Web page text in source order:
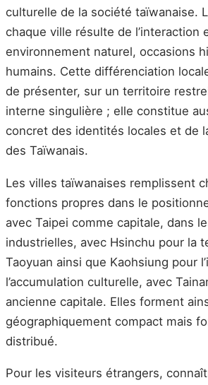
culturelle de la société taïwanaise.
chaque ville résulte de l’interaction
environnement naturel, occasions
humains. Cette différenciation
de présenter, sur un territoire
interne singulière ; elle constitue
concret des identités locales et de
des Taïwanais.
Les villes taïwanaises remplissent
fonctions propres dans le
avec Taipei comme capitale, dans
industrielles, avec Hsinchu pour la
Taoyuan ainsi que Kaohsiung pour
l’accumulation culturelle, avec
ancienne capitale. Elles forment
géographiquement compact mais
distribué.
Pour les visiteurs étrangers,